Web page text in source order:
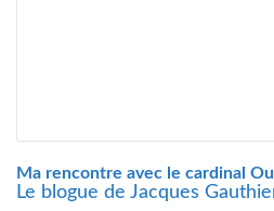
Ma rencontre avec le cardinal
Le blogue de Jacques